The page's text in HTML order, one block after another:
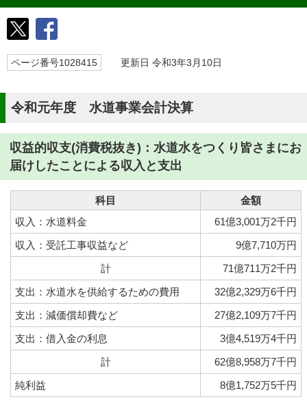
ページ番号1028415 更新日 令和3年3月10日
令和元年度 水道事業会計決算
収益的収支(消費税抜き)：水道水をつくり皆さまにお
届けしたことによる収入と支出
科目
金額
収入：水道料金
61億3,001万2千円
収入：受託工事収益など
9億7,710万円
計
71億711万2千円
支出：水道水を供給するための費用
32億2,329万6千円
支出：減価償却費など
27億2,109万7千円
支出：借入金の利息
3億4,519万4千円
計
62億8,958万7千円
純利益
8億1,752万5千円